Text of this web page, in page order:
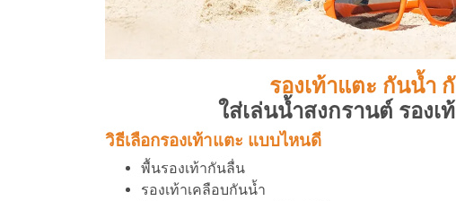
รองเท้าแตะ กันน้ำ
ใส่เล่นน้ำสงกรานต์ รองเ
วิธีเลือกรองเท้าแตะ แบบไหนดี
พื้นรองเท้ากันลื่น
รองเท้าเคลือบกันน้ำ